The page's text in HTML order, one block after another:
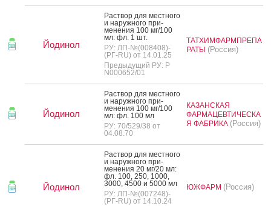
Йодинол
Рас­твор для мес­тно­го
и на­руж­но­го при­
мене­ния 100 мг/100
мл: фл. 1 шт.
РУ: ЛП-№(008408)-
(РГ-RU) от 14.01.25
Предыдущий РУ: Р
N000652/01
ТАТХИМФАРМПРЕПА
РАТЫ (Россия)
Йодинол
Рас­твор для мес­тно­го
и на­руж­но­го при­
мене­ния 100 мг/100
мл: фл. 100 мл
РУ: 70/529/38 от
04.08.70
КАЗАНСКАЯ
ФАРМАЦЕВТИЧЕСКА
Я ФАБРИКА (Россия)
Йодинол
Рас­твор для мес­тно­го
и на­руж­но­го при­
мене­ния 20 мг/20 мл:
фл. 100, 250, 1000,
3000, 4500 и 5000 мл
РУ: ЛП-№(007248)-
(РГ-RU) от 14.10.24
ЮЖФАРМ (Россия)